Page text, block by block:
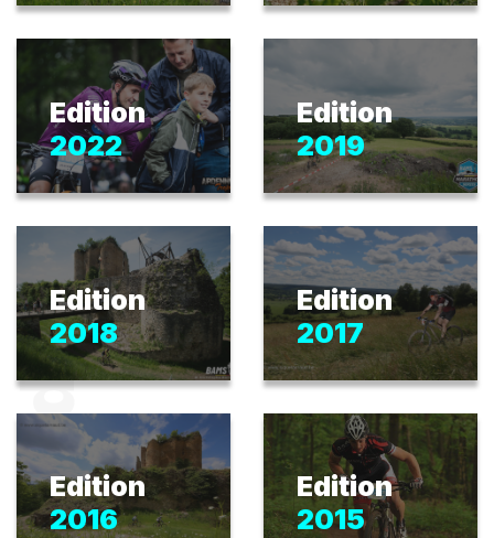
Médias
Edition
2022
Edition
2019
Edition
2018
Edition
2017
Edition
2016
Edition
2015